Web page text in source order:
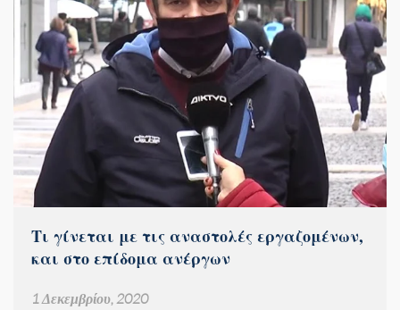
Τι γίνεται με τις αναστολές εργαζομένων,
και στο επίδομα ανέργων
1 Δεκεμβρίου, 2020